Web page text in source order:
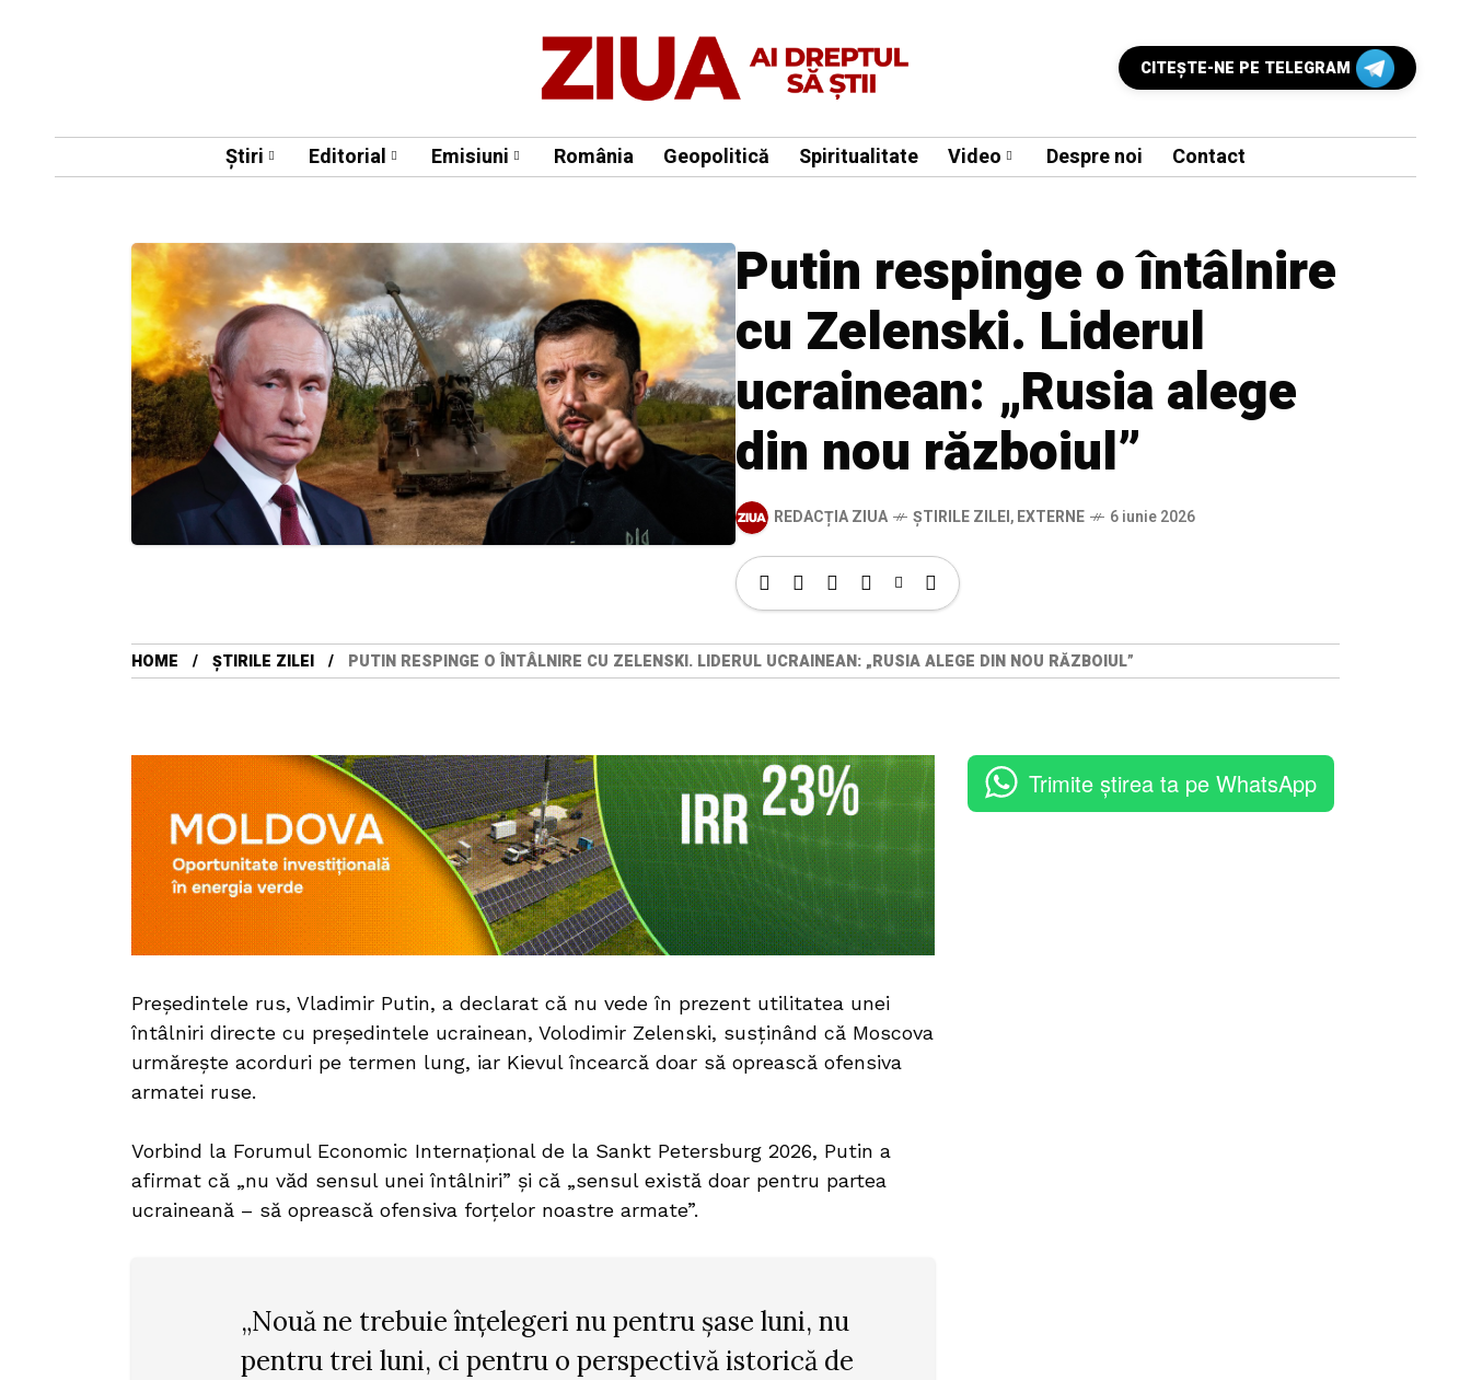
CITEŞTE-NE PE TELEGRAM
Știri Editorial Emisiuni România Geopolitică Spiritualitate Video Despre noi Contact
Putin respinge o întâlnire
cu Zelenski. Liderul
ucrainean: „Rusia alege
din nou războiul”
REDACȚIA ZIUA ȘTIRILE ZILEI,EXTERNE 6 iunie 2026
HOME ȘTIRILE ZILEI PUTIN RESPINGE O ÎNTÂLNIRE CU ZELENSKI. LIDERUL UCRAINEAN: „RUSIA ALEGE DIN NOU RĂZBOIUL”
Președintele rus, Vladimir Putin, a declarat că nu vede în prezent utilitatea unei
întâlniri directe cu președintele ucrainean, Volodimir Zelenski, susținând că Moscova
urmărește acorduri pe termen lung, iar Kievul încearcă doar să oprească ofensiva
armatei ruse.
Vorbind la Forumul Economic Internațional de la Sankt Petersburg 2026, Putin a
afirmat că „nu văd sensul unei întâlniri” și că „sensul există doar pentru partea
ucraineană – să oprească ofensiva forțelor noastre armate”.
„Nouă ne trebuie înțelegeri nu pentru șase luni, nu
pentru trei luni, ci pentru o perspectivă istorică de
Trimite știrea ta pe WhatsApp